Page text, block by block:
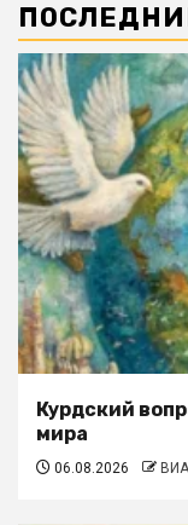
Курдский
мира
06.08.2026